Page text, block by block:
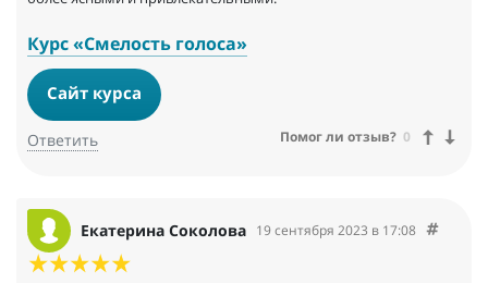
Курс «Смелость голоса»
Сайт курса
Ответить Помог ли отзыв? 0
Екатерина Соколова 19 сентября 2023 в 17:08